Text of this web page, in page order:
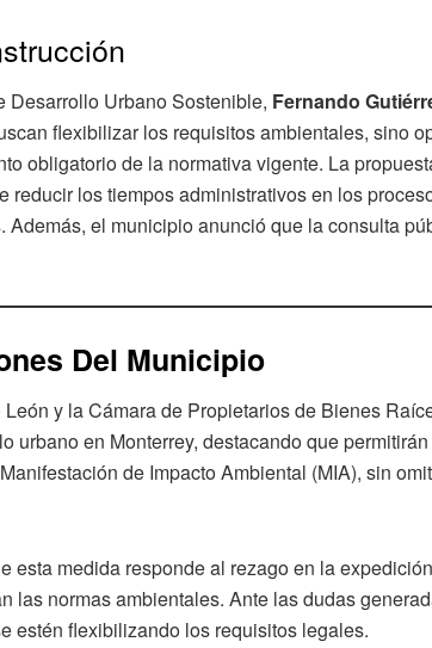
Desarrollo Urbano Sostenible, Fernando
flexibilizar los requisitos ambientales, sino
obligatorio de la normativa vigente. La
los tiempos administrativos en los
el municipio anunció que la consulta
Del Municipio
y la Cámara de Propietarios de Bienes
urbano en Monterrey, destacando que
de Impacto Ambiental (MIA), sin
esta medida responde al rezago en la
las normas ambientales. Ante las dudas
estén flexibilizando los requisitos legales.